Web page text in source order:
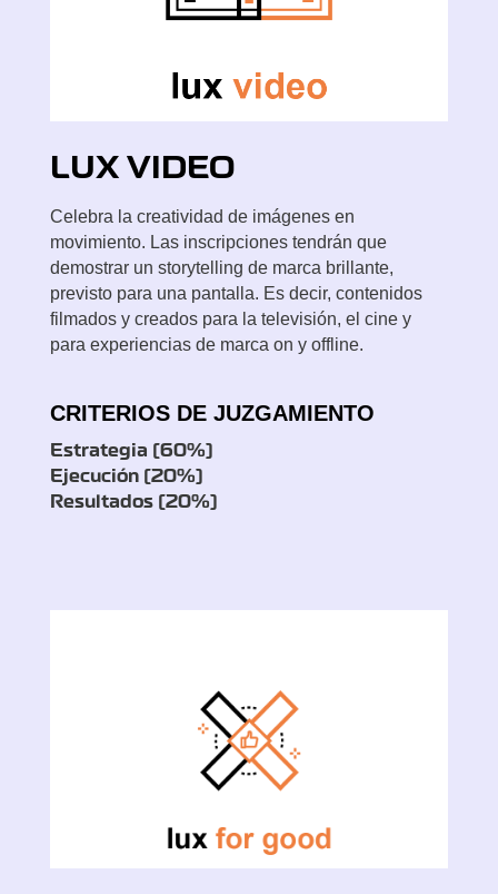
LUX VIDEO
Celebra la creatividad de imágenes en
movimiento. Las inscripciones tendrán que
demostrar un storytelling de marca brillante,
previsto para una pantalla. Es decir, contenidos
filmados y creados para la televisión, el cine y
para experiencias de marca on y offline.
CRITERIOS DE JUZGAMIENTO
Estrategia (60%)
Ejecución (20%)
Resultados (20%)